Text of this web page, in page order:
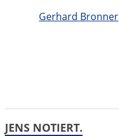
Gerhard Bronner
JENS NOTIERT.